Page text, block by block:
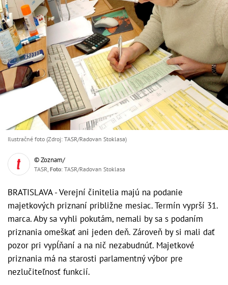
Ilustračné foto (Zdroj: TASR/Radovan Stoklasa)
© Zoznam/
TASR, Foto: TASR/Radovan Stoklasa
BRATISLAVA - Verejní činitelia majú na podanie
majetkových priznaní približne mesiac. Termín vyprší 31.
marca. Aby sa vyhli pokutám, nemali by sa s podaním
priznania omeškať ani jeden deň. Zároveň by si mali dať
pozor pri vypĺňaní a na nič nezabudnúť. Majetkové
priznania má na starosti parlamentný výbor pre
nezlučiteľnosť funkcií.